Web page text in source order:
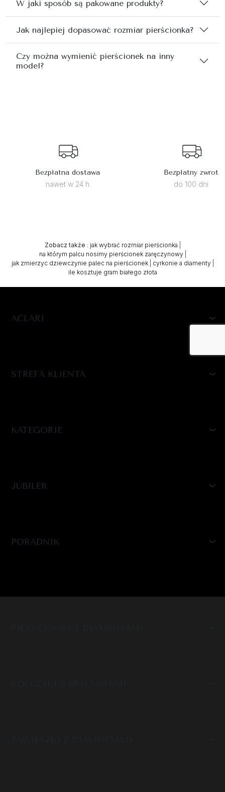
W jaki sposób są pakowane produkty?
Jak najlepiej dopasować rozmiar pierścionka?
Czy można wymienić pierścionek na inny
model?
Bezpłatna dostawa
nawet w 24 h
Bezpłatny zwrot
do 100 dni
Zobacz także : jak wybrać rozmiar pierścionka
na którym palcu nosimy pierścionek zaręczynowy|
jak zmierzyc dziewczynie palec na pierścionek| cyrkonie a diamenty|
ile kosztuje gram białego złota
ACLARI
STREFA KLIENTA
KATEGORIE
JUBILER
PORADNIK